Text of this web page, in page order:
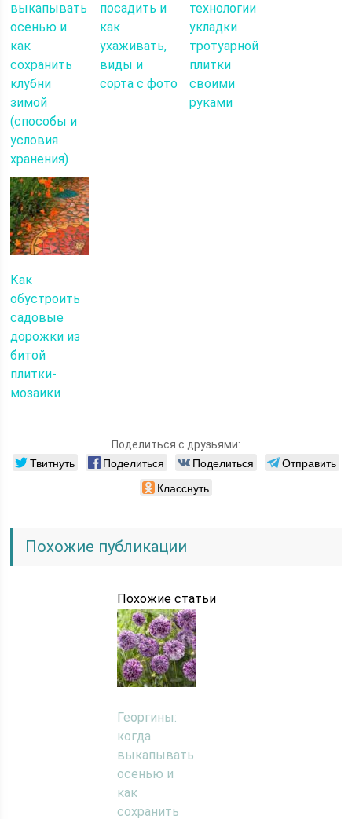
выкапывать
осенью и
как
сохранить
клубни
зимой
(способы и
условия
хранения)
посадить и
как
ухаживать,
виды и
сорта с фото
технологии
укладки
тротуарной
плитки
своими
руками
Как
обустроить
садовые
дорожки из
битой
плитки-
мозаики
Поделиться с друзьями:
Твитнуть Поделиться Поделиться
Отправить
Класснуть
Похожие публикации
Похожие статьи
Георгины:
когда
выкапывать
осенью и
как
сохранить